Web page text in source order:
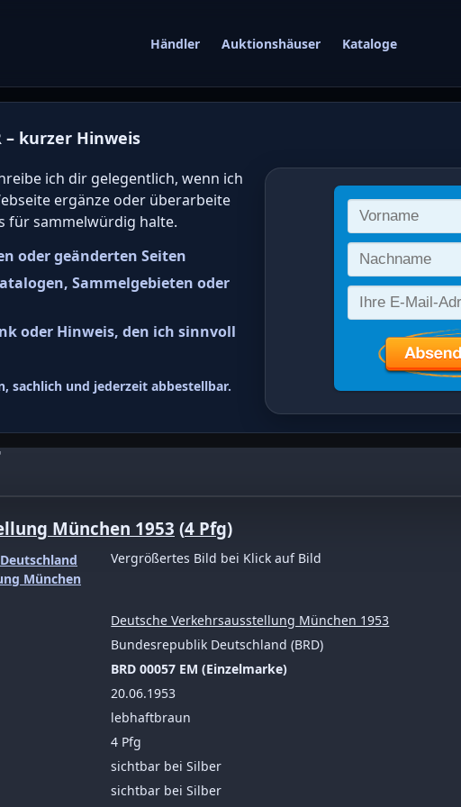
Händler Auktionshäuser Kataloge
– kurzer Hinweis
ich dir gelegentlich, wenn ich
ergänze oder überarbeite
für sammelwürdig halte.
oder geänderten Seiten
Sammelgebieten oder
oder Hinweis, den ich sinnvoll
sachlich und jederzeit abbestellbar.
von
online
Deutschland (BRD)
München 1953 4 Pfg
München 1953 (4 Pfg)
Vergrößertes Bild bei Klick auf Bild
Deutsche Verkehrsausstellung München 1953
Bundesrepublik Deutschland (BRD)
BRD 00057 EM (Einzelmarke)
20.06.1953
lebhaftbraun
4 Pfg
sichtbar bei Silber
sichtbar bei Silber